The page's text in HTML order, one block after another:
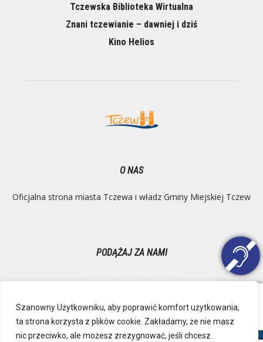
Szanowny Użytkowniku, aby poprawić komfort użytkowania,
ta strona korzysta z plików cookie. Zakładamy, że nie masz
nic przeciwko, ale możesz zrezygnować, jeśli chcesz.
Tczewska Biblioteka Wirtualna
Znani tczewianie – dawniej i dziś
Kino Helios
O NAS
Oficjalna strona miasta Tczewa i władz Gminy Miejskiej Tczew
PODĄŻAJ ZA NAMI
Ochrona danych osobowych
Inspektor Danych Osobowych